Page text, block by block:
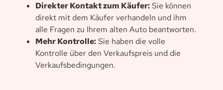
Direkter Kontakt zum Käufer:Sie können
direkt mit dem Käufer verhandeln und ihm
alle Fragen zu Ihrem alten Auto beantworten.
Mehr Kontrolle:Sie haben die volle
Kontrolle über den Verkaufspreis und die
Verkaufsbedingungen.